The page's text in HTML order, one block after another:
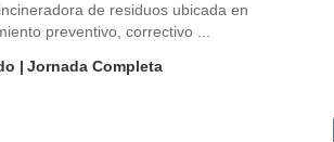
de residuos ubicada en
preventivo, correctivo ...
Jornada Completa